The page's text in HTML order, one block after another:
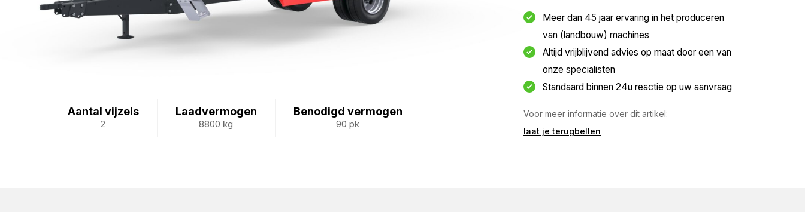
Aantal vijzels
2
Laadvermogen
8800 kg
Benodigd vermogen
90 pk
Meer dan 45 jaar ervaring in het produceren
van (landbouw) machines
Altijd vrijblijvend advies op maat door een van
onze specialisten
Standaard binnen 24u reactie op uw aanvraag
Voor meer informatie over dit artikel:
laat je terugbellen